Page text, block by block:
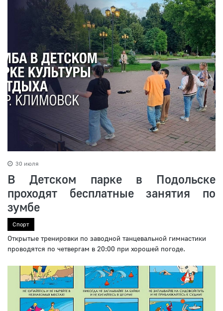
30 июля
В Детском парке в Подольске
проходят бесплатные занятия по
зумбе
Спорт
Открытые тренировки по заводной танцевальной гимнастики
проводятся по четвергам в 20:00 при хорошей погоде.